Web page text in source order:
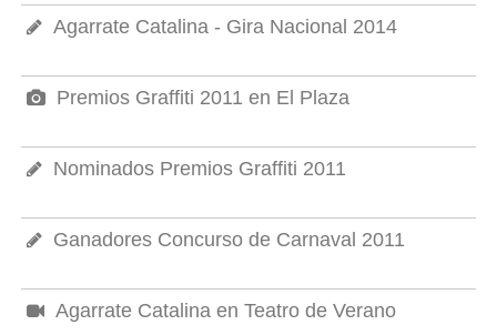
Agarrate Catalina - Gira Nacional 2014
Premios Graffiti 2011 en El Plaza
Nominados Premios Graffiti 2011
Ganadores Concurso de Carnaval 2011
Agarrate Catalina en Teatro de Verano